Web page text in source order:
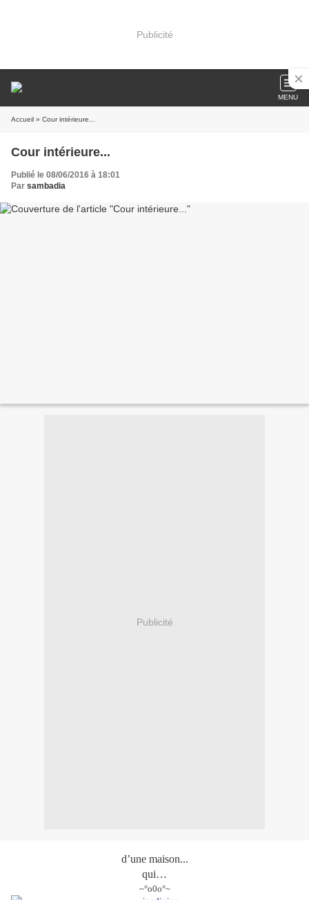
Publicité
MENU
Accueil » Cour intérieure...
Cour intérieure...
Publié le 08/06/2016 à 18:01
Par sambadia
Publicité
d’une maison...
qui…
~°o0o°~